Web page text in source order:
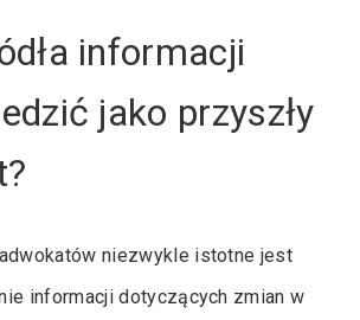
informacji
jako przyszły
niezwykle istotne jest
informacji dotyczących zmian w